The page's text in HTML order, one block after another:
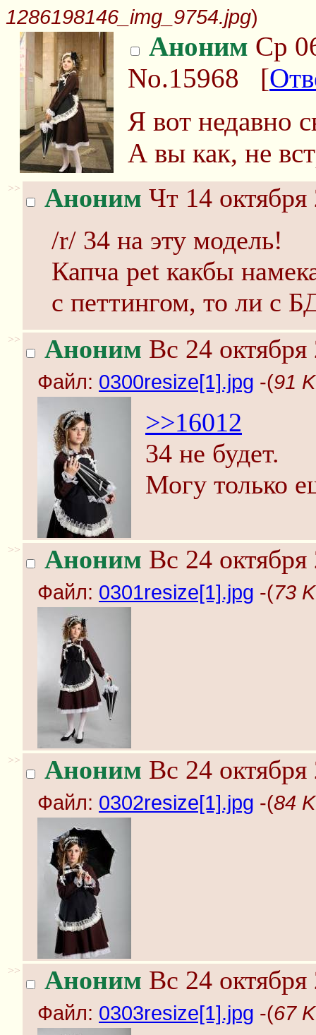
1286198146_img_9754.jpg)
Аноним Ср
No.15968 [
Я вот недавно
А вы как, не
>> Аноним Чт 14
/r/ 34 на эту модель!
Капча pet какбы
с петтингом, то ли с
>> Аноним Вс 24
Файл: 0300resize[1].jpg -(91
>>16012
34 не будет.
Могу только
>> Аноним Вс 24
Файл: 0301resize[1].jpg -(73
>> Аноним Вс 24
Файл: 0302resize[1].jpg -(84
>> Аноним Вс 24
Файл: 0303resize[1].jpg -(67